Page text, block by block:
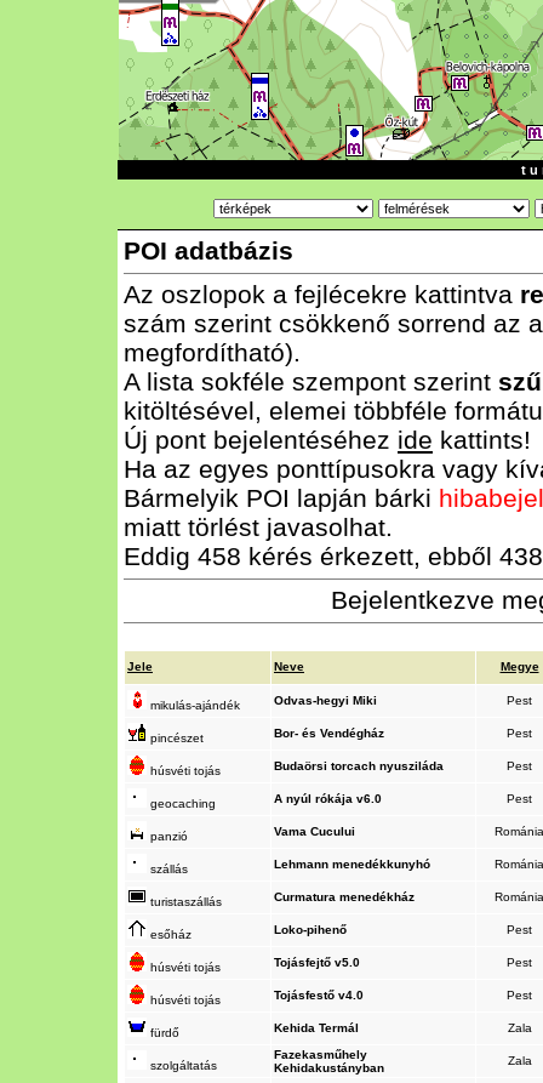
t u
POI adatbázis
Az oszlopok a fejlécekre kattintva
szám szerint csökkenő sorrend az
megfordítható).
A lista sokféle szempont szerint
kitöltésével, elemei többféle
Új pont bejelentéséhez ide kattints!
Ha az egyes ponttípusokra vagy
Bármelyik POI lapján bárki
miatt törlést javasolhat.
Eddig 458 kérés érkezett, ebből
Bejelentkezve
Jele Neve Megye
mikulás-ajándék Odvas-hegyi Miki Pest
pincészet Bor- és Vendégház Pest
húsvéti tojás Budaörsi torcach nyusziláda Pest
geocaching A nyúl rókája v6.0 Pest
panzió Vama Cucului Románia
szállás Lehmann menedékkunyhó Románia
turistaszállás Curmatura menedékház Románia
esőház Loko-pihenő Pest
húsvéti tojás Tojásfejtő v5.0 Pest
húsvéti tojás Tojásfestő v4.0 Pest
fürdő Kehida Termál Zala
szolgáltatás
Fazekasműhely
Kehidakustányban
Zala